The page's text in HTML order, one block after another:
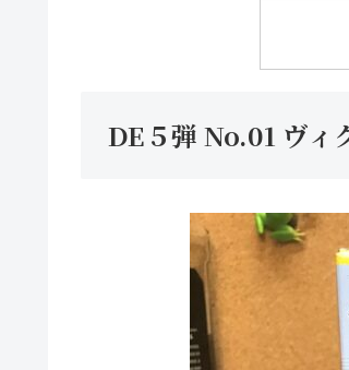
DE５弾 No.01 ヴィ